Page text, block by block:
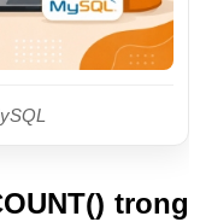
trong